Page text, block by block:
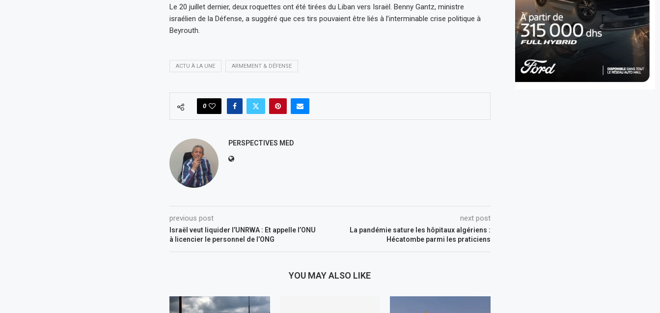
Le 20 juillet dernier, deux roquettes ont été tirées du Liban vers Israël. Benny Gantz, ministre
israélien de la Défense, a suggéré que ces tirs pouvaient être liés à l’interminable crise politique à
Beyrouth.
ACTU À LA UNE ARMEMENT & DÉFENSE
0
PERSPECTIVES MED
previous post
Israël veut liquider l’UNRWA : Et appelle l’ONU
à licencier le personnel de l’ONG
next post
La pandémie sature les hôpitaux algériens :
Hécatombe parmi les praticiens
YOU MAY ALSO LIKE